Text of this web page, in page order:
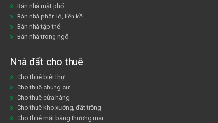
Bán nhà mặt phố
Bán nhà phân lô, liền kề
Bán nhà tập thể
Bán nhà trong ngõ
Nhà đất cho thuê
Cho thuê biệt thự
Cho thuê chung cư
Cho thuê cửa hàng
Cho thuê kho xưởng, đất trống
Cho thuê mặt bằng thương mại